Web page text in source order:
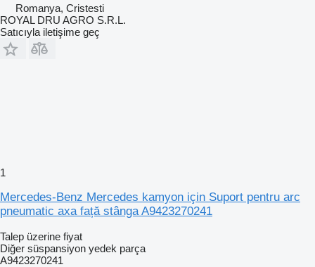
Romanya, Cristesti
ROYAL DRU AGRO S.R.L.
Satıcıyla iletişime geç
1
Mercedes-Benz Mercedes kamyon için Suport pentru arc
pneumatic axa față stânga A9423270241
Talep üzerine fiyat
Diğer süspansiyon yedek parça
A9423270241